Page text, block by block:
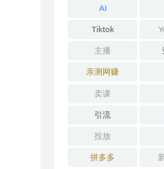
AI
Tiktok
主播
亲测网赚
卖课
引流
投放
拼多多